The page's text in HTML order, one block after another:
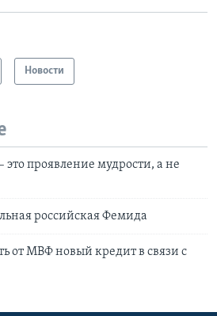
Новости
это проявление мудрости, а не
российская Фемида
от МВФ новый кредит в связи с